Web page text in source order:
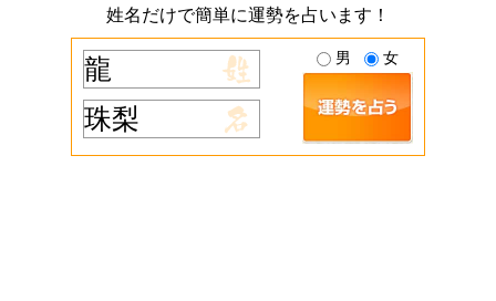
姓名だけで簡単に運勢を占います！
男 女